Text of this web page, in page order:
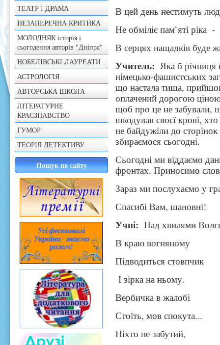
ТЕАТР І ДРАМА
НЕЗАПЕРЕЧНА КРИТИКА
МОЛОДНЯК історія і
сьогодення авторів "Дніпра"
НОБЕЛІВСЬКІ ЛАУРЕАТИ
АСТРОЛОГІЯ
АВТОРСЬКА ШКОЛА
ЛІТЕРАТУРНЕ
КРАЄЗНАВСТВО
ГУМОР
ТЕОРІЯ ДЕТЕКТИВУ
В цей день нестимуть
Не обміліє пам`яті ріка -
В серцях нащадків буде
Учитель: Яка б річниця
німецько-фашистських
що настала тиша,
оплачений дорогою
щоб про це не забували,
шкодував своєї крові,
не байдужіли до
збираємося сьогодні.
Сьогодні ми віддаємо
фронтах. Приносимо
Зараз ми послухаємо у
Спасибі Вам, шановні!
Учні: Над хвилями
В краю вогняному
Підводиться стовпчик
І зірка на ньому.
Вербичка в жалобі
Стоїть, мов спокута...
Ніхто не забутий,